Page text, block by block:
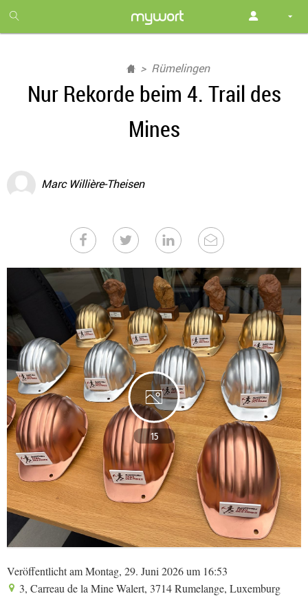
month
free
Rümelingen
Nur Rekorde beim 4. Trail des
Mines
Marc Willière-Theisen
15
Veröffentlicht am Montag, 29. Juni 2026 um 16:53
3, Carreau de la Mine Walert, 3714 Rumelange, Luxemburg